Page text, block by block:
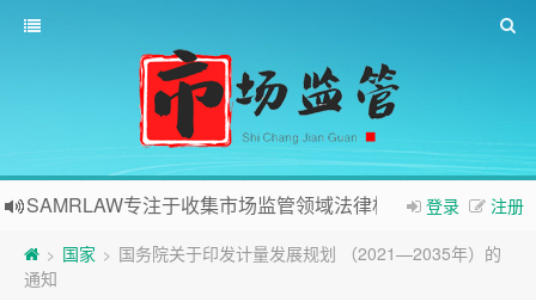
登录 注册
SAMRLAW专注于收集市场监管领域法律相关内容
> 国家 > 国务院关于印发计量发展规划 （2021—2035年）的
通知